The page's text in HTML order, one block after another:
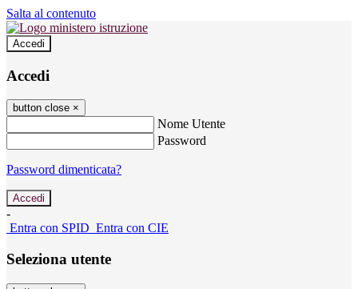
Salta al contenuto
Accedi
Accedi
button close ×
Nome Utente
Password
Password dimenticata?
-
Entra con SPID Entra con CIE
Seleziona utente